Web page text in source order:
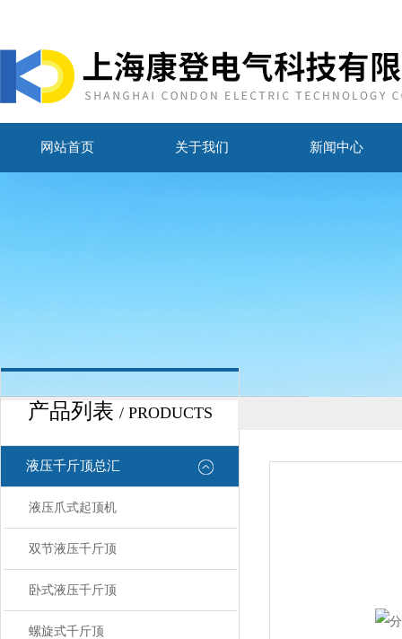
网站首页 关于我们 新闻中心
产品列表 / PRODUCTS
液压千斤顶总汇
液压爪式起顶机
双节液压千斤顶
卧式液压千斤顶
螺旋式千斤顶